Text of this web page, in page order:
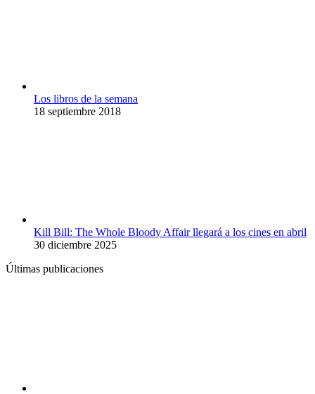
Los libros de la semana
18 septiembre 2018
Kill Bill: The Whole Bloody Affair llegará a los cines en abril
30 diciembre 2025
Últimas publicaciones